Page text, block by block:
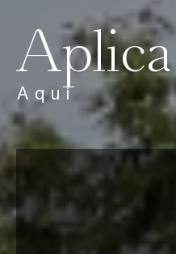
Aplica
Aquí